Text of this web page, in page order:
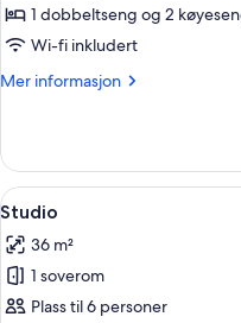
1 dobbeltseng og 2
Wi-fi inkludert
Mer informasjon
Mer
Åpne
alle
bildene
av
Studio
22
Studio
36 m²
1 soverom
Plass til 6 personer